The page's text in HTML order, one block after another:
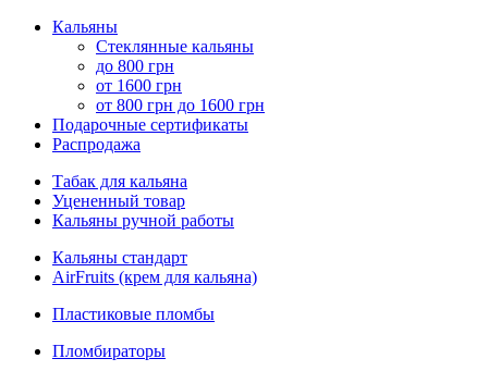
Кальяны
Стеклянные кальяны
до 800 грн
от 1600 грн
от 800 грн до 1600 грн
Подарочные сертификаты
Распродажа
Табак для кальяна
Уцененный товар
Кальяны ручной работы
Кальяны стандарт
AirFruits (крем для кальяна)
Пластиковые пломбы
Пломбираторы